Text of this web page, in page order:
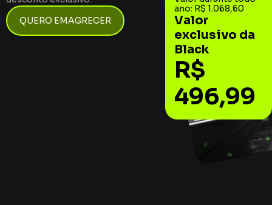
QUERO EMAGRECER
ano: R$ 1.068,60
Valor
exclusivo da
Black
R$
496,99